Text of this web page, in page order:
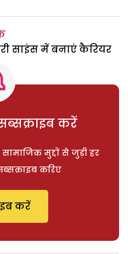
साइंस में बनाएं कैरियर
करें
मुद्दों से जुड़ी हर
करिए
करें